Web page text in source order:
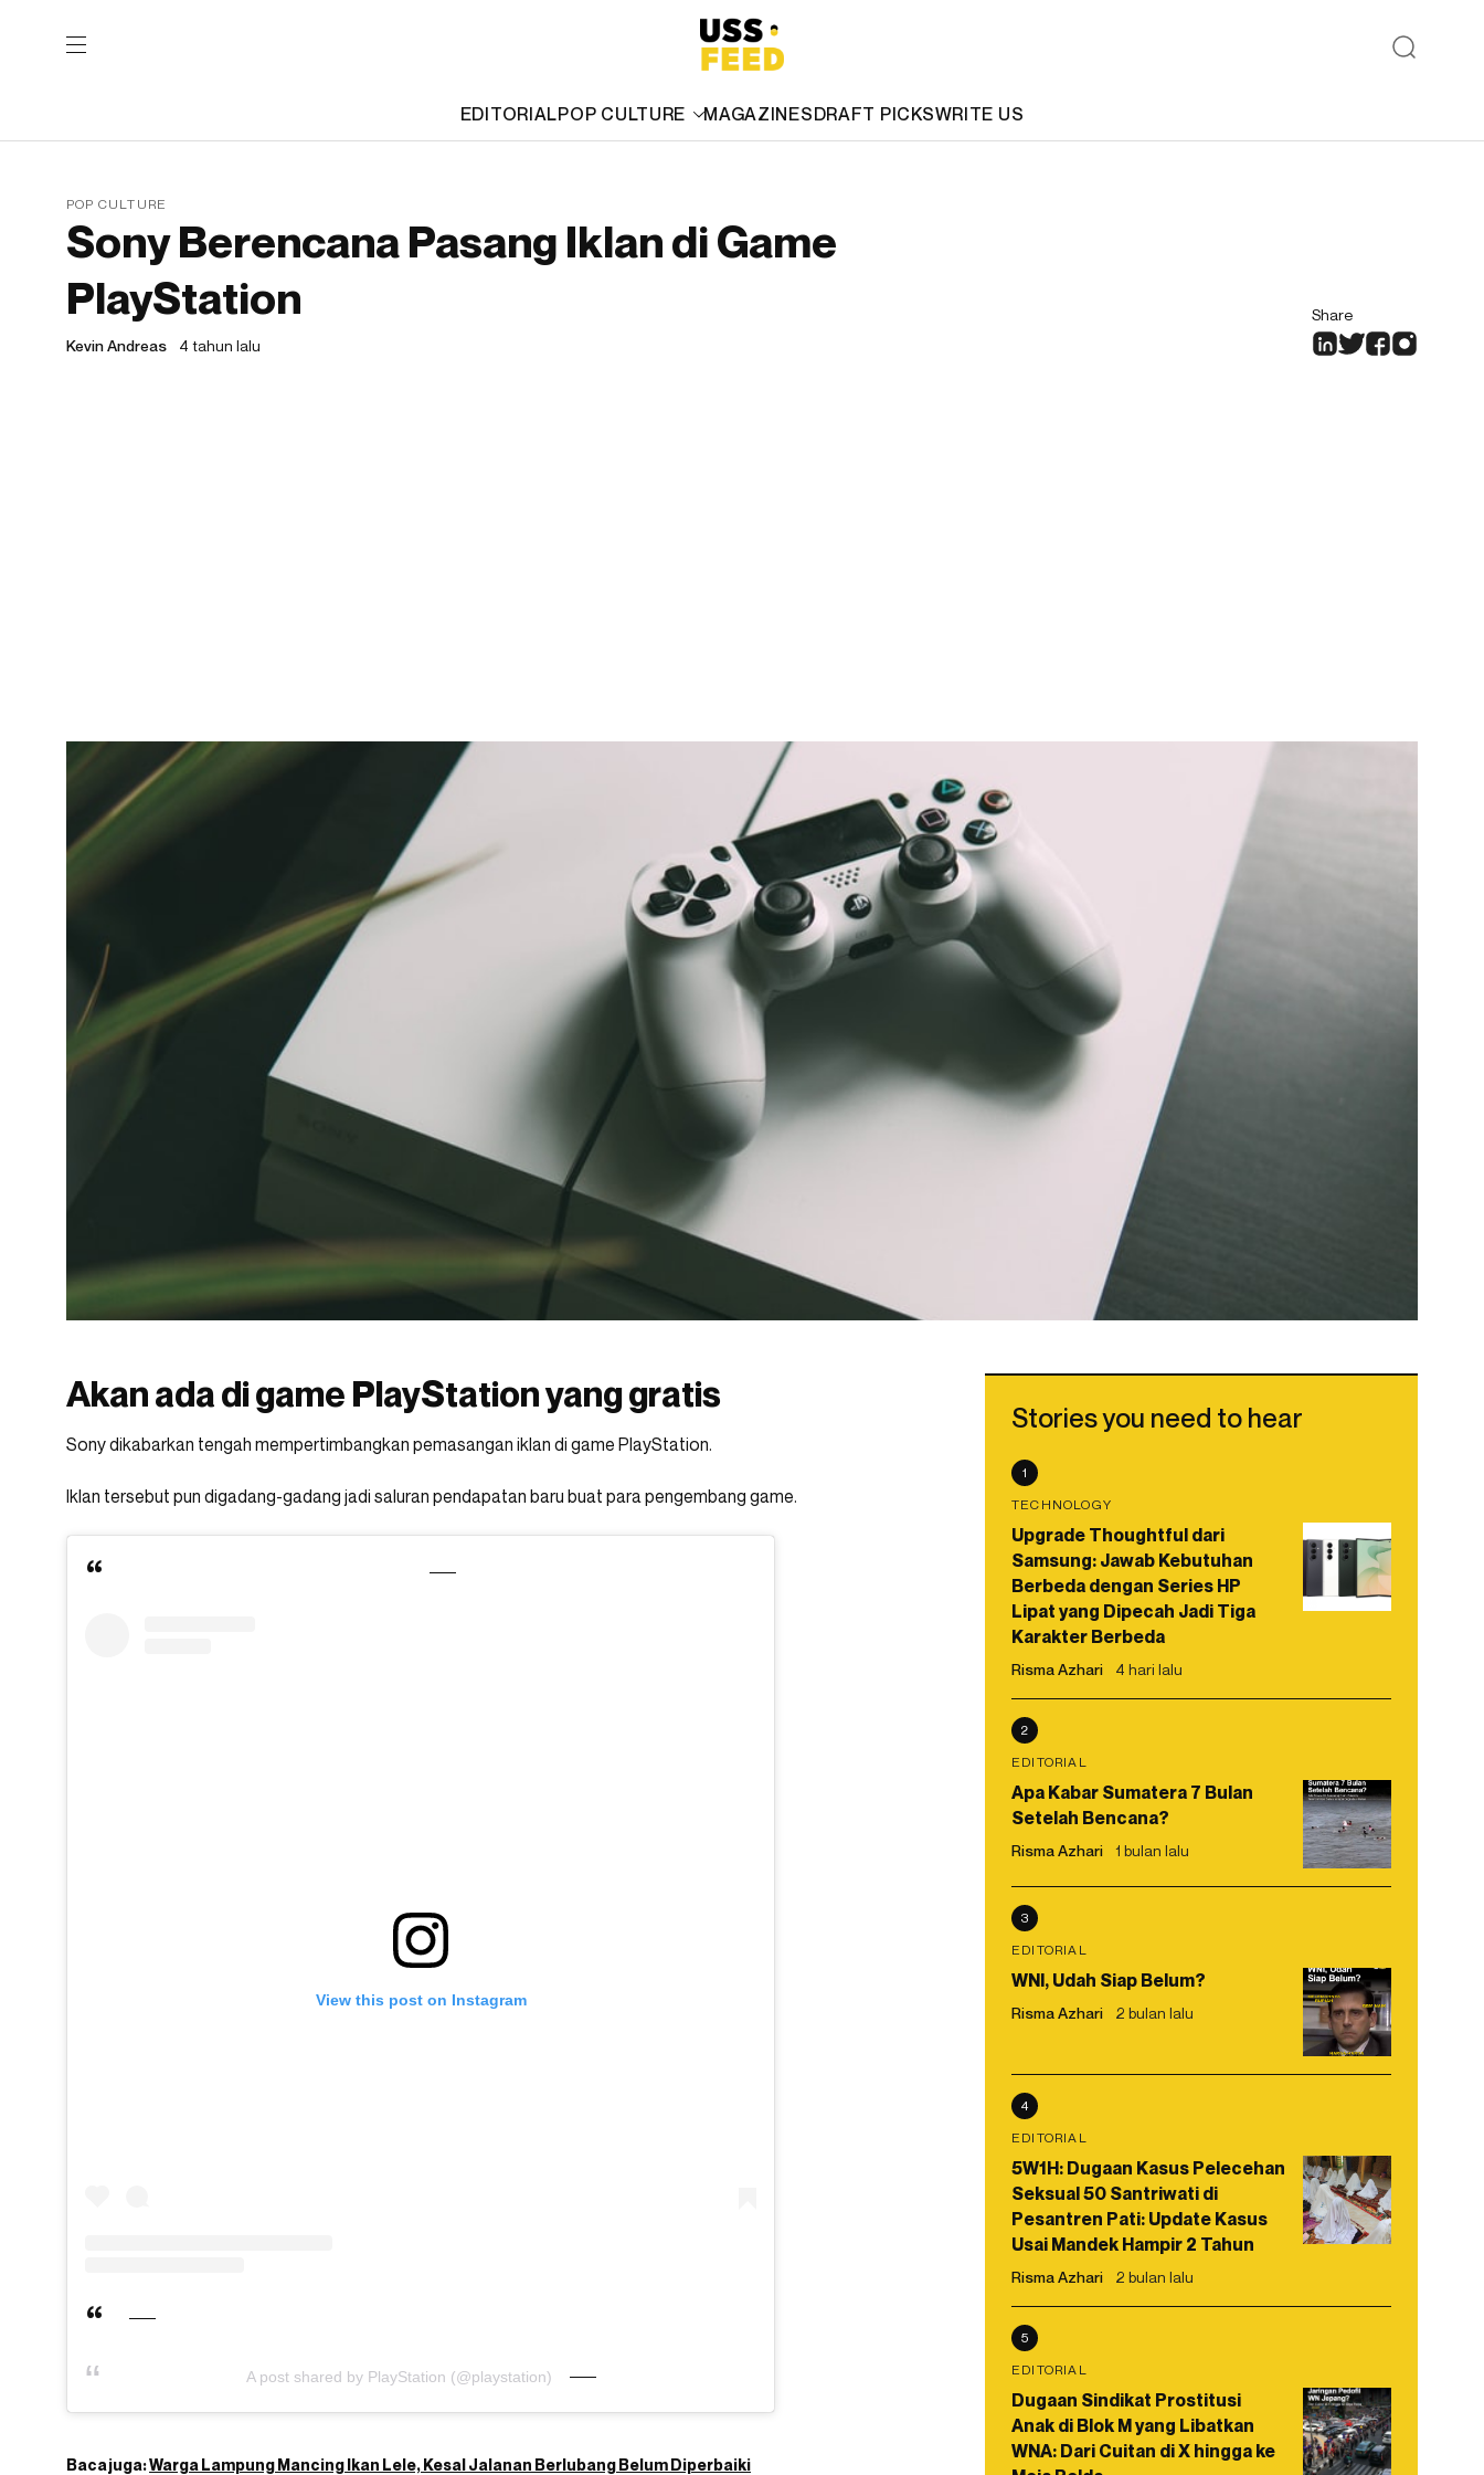
EDITORIALPOP CULTURE MAGAZINESDRAFT PICKSWRITE US
POP CULTURE
Sony Berencana Pasang Iklan di Game
PlayStation
Kevin Andreas 4 tahun lalu
Share
Akan ada di game PlayStation yang gratis
Sony dikabarkan tengah mempertimbangkan pemasangan iklan di game PlayStation.
Iklan tersebut pun digadang-gadang jadi saluran pendapatan baru buat para pengembang game.
View this post on Instagram
A post shared by PlayStation (@playstation)
Baca juga:Warga Lampung Mancing Ikan Lele, Kesal Jalanan Berlubang Belum Diperbaiki
Stories you need to hear
1
TECHNOLOGY
Upgrade Thoughtful dari
Samsung: Jawab Kebutuhan
Berbeda dengan Series HP
Lipat yang Dipecah Jadi Tiga
Karakter Berbeda
Risma Azhari 4 hari lalu
2
EDITORIAL
Apa Kabar Sumatera 7 Bulan
Setelah Bencana?
Risma Azhari 1 bulan lalu
3
EDITORIAL
WNI, Udah Siap Belum?
Risma Azhari 2 bulan lalu
4
EDITORIAL
5W1H: Dugaan Kasus Pelecehan
Seksual 50 Santriwati di
Pesantren Pati: Update Kasus
Usai Mandek Hampir 2 Tahun
Risma Azhari 2 bulan lalu
5
EDITORIAL
Dugaan Sindikat Prostitusi
Anak di Blok M yang Libatkan
WNA: Dari Cuitan di X hingga ke